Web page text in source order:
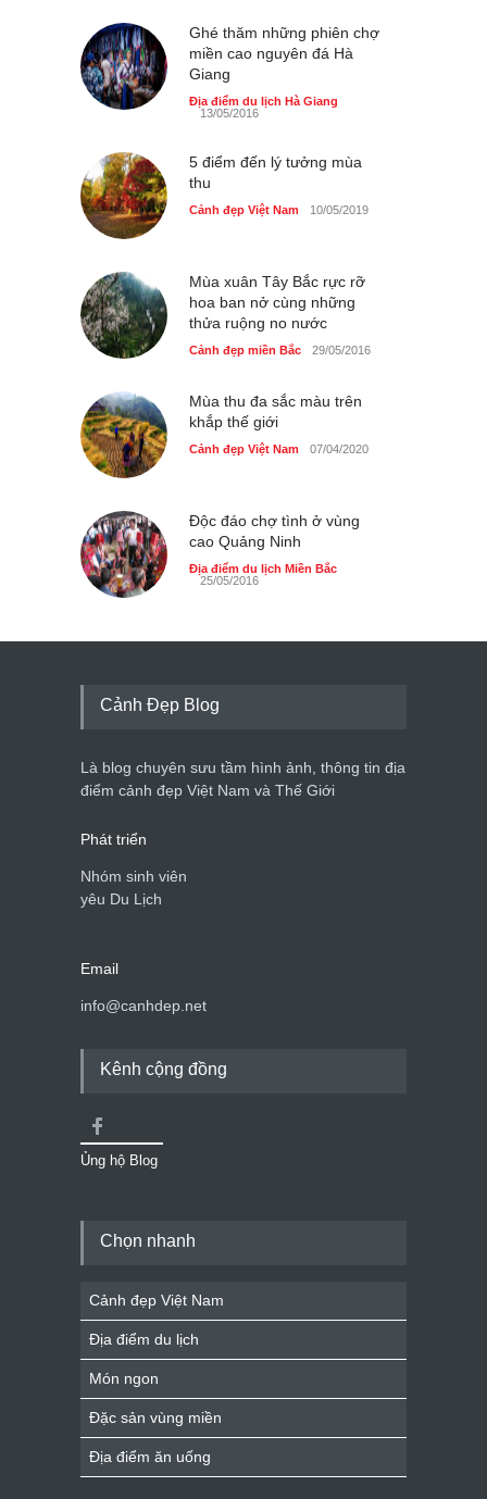
Cảnh đẹp Việt Nam 24/04/2020
Chợ đêm Phú Quốc có nhà
vệ sinh miễn phí
40 xe ôtô du lịch tự lái đầu
Thực hư cây cầu gỗ dài
nhất Việt Nam bị ‘xóa sổ’
sau lũ
Cảnh đẹp Việt Nam
Bún cá thố và bánh canh
cốt dừa miền Tây ở Sài Gòn
Cảnh đẹp Việt Nam
Ghé thăm những phiên chợ
miền cao nguyên đá Hà
Giang
Địa điểm du lịch Hà Giang
13/05/2016
5 điểm đến lý tưởng mùa
thu
Cảnh đẹp Việt Nam 10/05/2019
Mùa xuân Tây Bắc rực rỡ
hoa ban nở cùng những
thửa ruộng no nước
Cảnh đẹp miền Bắc 29/05/2016
Mùa thu đa sắc màu trên
khắp thế giới
Cảnh đẹp Việt Nam 07/04/2020
Độc đáo chợ tình ở vùng
cao Quảng Ninh
Địa điểm du lịch Miền Bắc
25/05/2016
Cảnh Đẹp Blog
Là blog chuyên sưu tầm hình ảnh, thông tin địa
điểm cảnh đẹp Việt Nam và Thế Giới
Phát triển
Nhóm sinh viên
yêu Du Lịch
Email
info@canhdep.net
Kênh cộng đồng
Ủng hộ Blog
Chọn nhanh
Cảnh đẹp Việt Nam
Địa điểm du lịch
Món ngon
Đặc sản vùng miền
Địa điểm ăn uống